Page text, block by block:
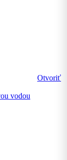
Otvoriť
vodou